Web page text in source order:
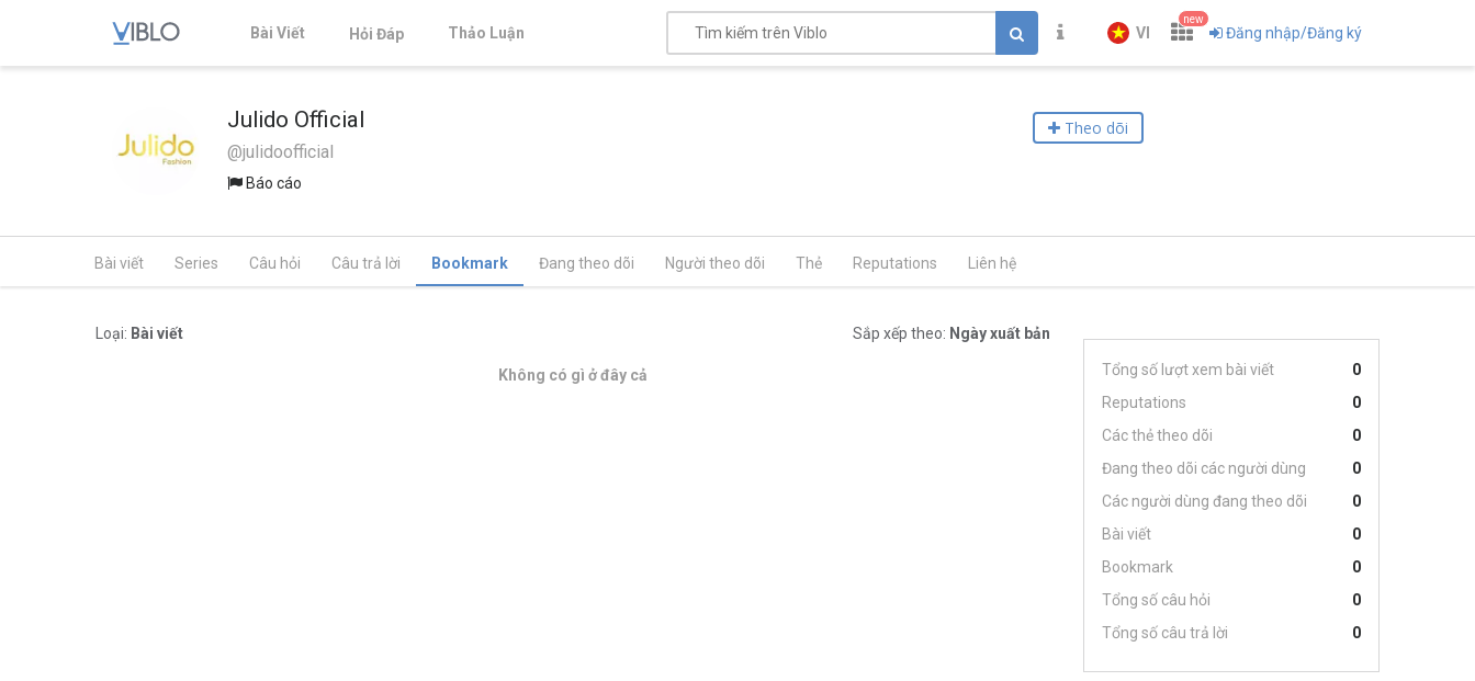
Bài Viết Hỏi Đáp Thảo Luận VI
new
Đăng nhập/Đăng ký
Julido Official
@julidoofficial
Báo cáo
Theo dõi
Bài viết Series Câu hỏi Câu trả lời Bookmark Đang theo dõi Người theo dõi Thẻ Reputations Liên hệ
Loại: Bài viết Sắp xếp theo: Ngày xuất bản
Không có gì ở đây cả Tổng số lượt xem bài viết
0
Reputations
0
Các thẻ theo dõi
0
Đang theo dõi các người dùng
0
Các người dùng đang theo dõi
0
Bài viết
0
Bookmark
0
Tổng số câu hỏi
0
Tổng số câu trả lời
0